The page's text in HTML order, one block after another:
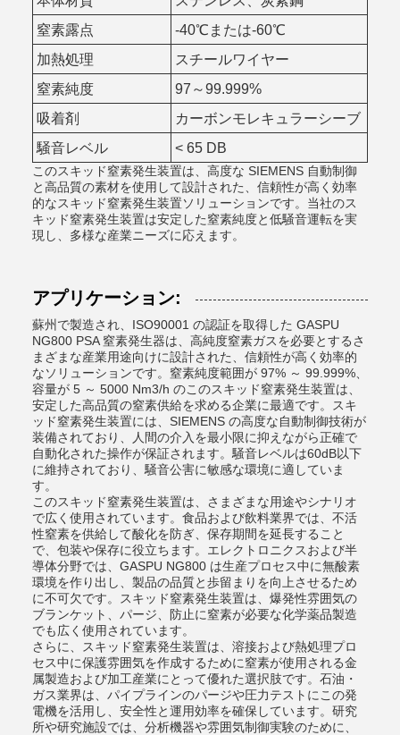
窒素露点
-40℃または-60℃
加熱処理
スチールワイヤー
窒素純度
97～99.999%
吸着剤
カーボンモレキュラーシーブ
騒音レベル
< 65 DB
このスキッド窒素発生装置は、高度な SIEMENS 自動制御
と高品質の素材を使用して設計された、信頼性が高く効率
的なスキッド窒素発生装置ソリューションです。当社のス
キッド窒素発生装置は安定した窒素純度と低騒音運転を実
現し、多様な産業ニーズに応えます。
アプリケーション:
蘇州で製造され、ISO90001 の認証を取得した GASPU
NG800 PSA 窒素発生器は、高純度窒素ガスを必要とするさ
まざまな産業用途向けに設計された、信頼性が高く効率的
なソリューションです。窒素純度範囲が 97% ～ 99.999%、
容量が 5 ～ 5000 Nm3/h のこのスキッド窒素発生装置は、
安定した高品質の窒素供給を求める企業に最適です。スキ
ッド窒素発生装置には、SIEMENS の高度な自動制御技術が
装備されており、人間の介入を最小限に抑えながら正確で
自動化された操作が保証されます。騒音レベルは60dB以下
に維持されており、騒音公害に敏感な環境に適していま
す。
このスキッド窒素発生装置は、さまざまな用途やシナリオ
で広く使用されています。食品および飲料業界では、不活
性窒素を供給して酸化を防ぎ、保存期間を延長すること
で、包装や保存に役立ちます。エレクトロニクスおよび半
導体分野では、GASPU NG800 は生産プロセス中に無酸素
環境を作り出し、製品の品質と歩留まりを向上させるため
に不可欠です。スキッド窒素発生装置は、爆発性雰囲気の
ブランケット、パージ、防止に窒素が必要な化学薬品製造
でも広く使用されています。
さらに、スキッド窒素発生装置は、溶接および熱処理プロ
セス中に保護雰囲気を作成するために窒素が使用される金
属製造および加工産業にとって優れた選択肢です。石油・
ガス業界は、パイプラインのパージや圧力テストにこの発
電機を活用し、安全性と運用効率を確保しています。研究
所や研究施設では、分析機器や雰囲気制御実験のために、